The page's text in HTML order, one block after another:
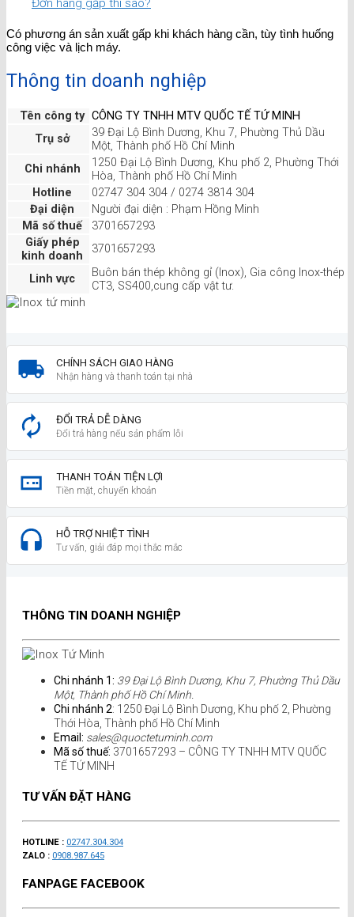
Đơn hàng gấp thì sao?
Có phương án sản xuất gấp khi khách hàng cần, tùy tình huống
công việc và lịch máy.
Thông tin doanh nghiệp
Tên công ty CÔNG TY TNHH MTV QUỐC TẾ TỨ MINH
Trụ sở
39 Đại Lộ Bình Dương, Khu 7, Phường Thủ Dầu
Một, Thành phố Hồ Chí Minh
Chi nhánh
1250 Đại Lộ Bình Dương, Khu phố 2, Phường Thới
Hòa, Thành phố Hồ Chí Minh
Hotline
02747 304 304 / 0274 3814 304
Đại diện
Người đại diện : Phạm Hồng Minh
Mã số thuế
3701657293
Giấy phép
kinh doanh
3701657293
Linh vực
Buôn bán thép không gỉ (Inox), Gia công Inox-thép
CT3, SS400,cung cấp vật tư.
CHÍNH SÁCH GIAO HÀNG
Nhận hàng và thanh toán tại nhà
ĐỔI TRẢ DỄ DÀNG
Đổi trả hàng nếu sản phẩm lỗi
THANH TOÁN TIỆN LỢI
Tiền mặt, chuyển khoản
HỖ TRỢ NHIỆT TÌNH
Tư vấn, giải đáp mọi thắc mắc
THÔNG TIN DOANH NGHIỆP
Chi nhánh 1: 39 Đại Lộ Bình Dương, Khu 7, Phường Thủ Dầu
Một, Thành phố Hồ Chí Minh.
Chi nhánh 2: 1250 Đại Lộ Bình Dương, Khu phố 2, Phường
Thới Hòa, Thành phố Hồ Chí Minh
Email: sales@quoctetuminh.com
Mã số thuế: 3701657293 – CÔNG TY TNHH MTV QUỐC
TẾ TỨ MINH
TƯ VẤN ĐẶT HÀNG
HOTLINE : 02747.304.304
ZALO : 0908.987.645
FANPAGE FACEBOOK